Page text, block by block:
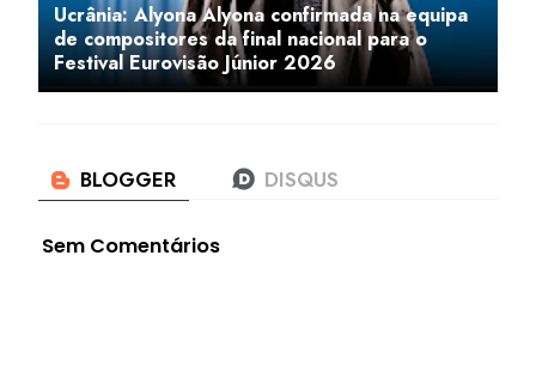
Ucrânia: Alyona Alyona confirmada na equipa
de compositores da final nacional para o
Festival Eurovisão Júnior 2026
Sem Comentários